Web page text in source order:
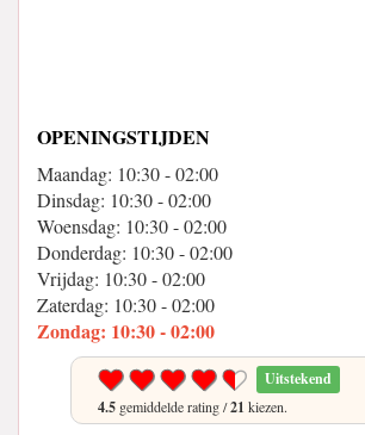
OPENINGSTIJDEN
Maandag: 10:30 - 02:00
Dinsdag: 10:30 - 02:00
Woensdag: 10:30 - 02:00
Donderdag: 10:30 - 02:00
Vrijdag: 10:30 - 02:00
Zaterdag: 10:30 - 02:00
Zondag: 10:30 - 02:00
Uitstekend
4.5 gemiddelde rating /21 kiezen.